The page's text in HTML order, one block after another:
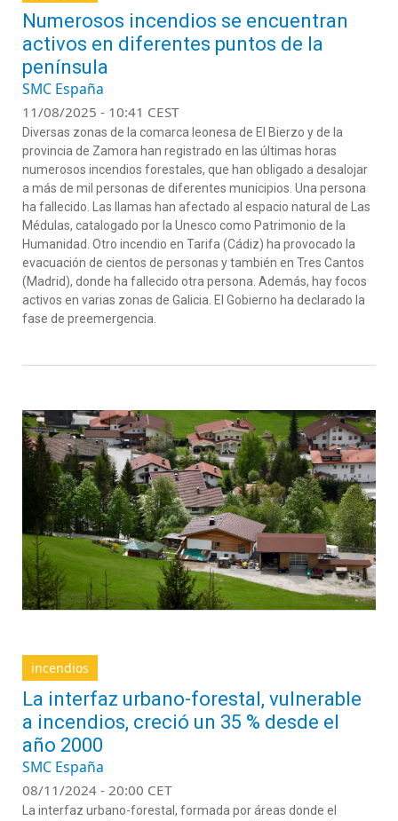
Numerosos incendios se encuentran
activos en diferentes puntos de la
península
SMC España
11/08/2025 - 10:41 CEST
Diversas zonas de la comarca leonesa de El Bierzo y de la
provincia de Zamora han registrado en las últimas horas
numerosos incendios forestales, que han obligado a desalojar
a más de mil personas de diferentes municipios. Una persona
ha fallecido. Las llamas han afectado al espacio natural de Las
Médulas, catalogado por la Unesco como Patrimonio de la
Humanidad. Otro incendio en Tarifa (Cádiz) ha provocado la
evacuación de cientos de personas y también en Tres Cantos
(Madrid), donde ha fallecido otra persona. Además, hay focos
activos en varias zonas de Galicia. El Gobierno ha declarado la
fase de preemergencia.
incendios
La interfaz urbano-forestal, vulnerable
a incendios, creció un 35 % desde el
año 2000
SMC España
08/11/2024 - 20:00 CET
La interfaz urbano-forestal, formada por áreas donde el